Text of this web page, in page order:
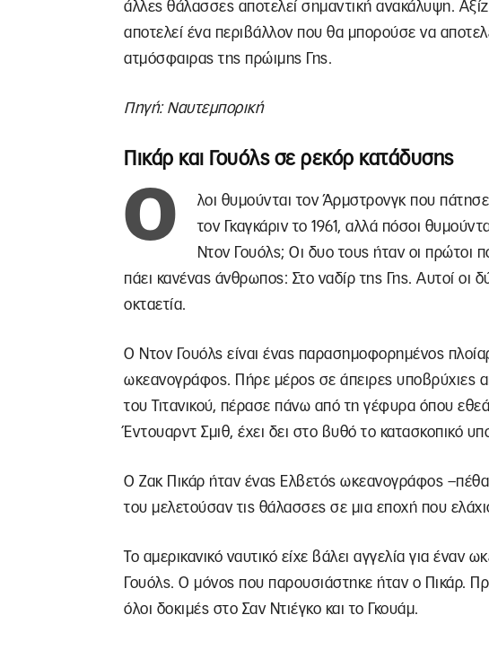
άλλες θάλασσες αποτελεί σημαντική ανακάλυψη.
αποτελεί ένα περιβάλλον που θα μπορούσε να
ατμόσφαιρας της πρώιμης Γης.
Πηγή: Ναυτεμπορική
Πικάρ και Γουόλς σε ρεκόρ κατάδυσης
Ό
λοι θυμούνται τον Άρμστρονγκ που
τον Γκαγκάριν το 1961, αλλά πόσοι
Ντον Γουόλς; Οι δυο τους ήταν οι πρώτοι
πάει κανένας άνθρωπος: Στο ναδίρ της Γης. Αυτοί οι
οκταετία.
Ο Ντον Γουόλς είναι ένας παρασημοφορημένος
ωκεανογράφος. Πήρε μέρος σε άπειρες υποβρύχιες
του Τιτανικού, πέρασε πάνω από τη γέφυρα όπου
Έντουαρντ Σμιθ, έχει δει στο βυθό το κατασκοπικό
Ο Ζακ Πικάρ ήταν ένας Ελβετός ωκεανογράφος
του μελετούσαν τις θάλασσες σε μια εποχή που
Το αμερικανικό ναυτικό είχε βάλει αγγελία για
Γουόλς. Ο μόνος που παρουσιάστηκε ήταν ο Πικάρ.
όλοι δοκιμές στο Σαν Ντιέγκο και το Γκουάμ.